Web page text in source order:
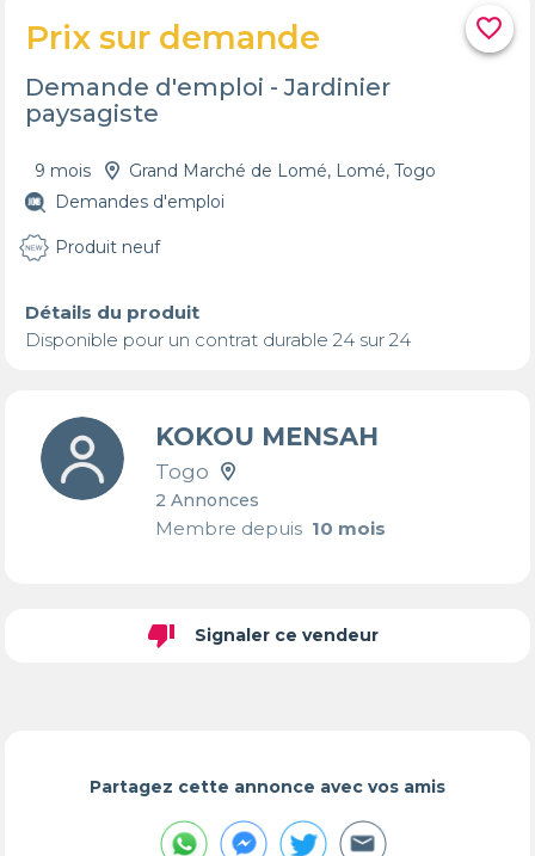
favorite_border
Prix sur demande
Demande d'emploi - Jardinier
paysagiste
9 mois
Grand Marché de Lomé, Lomé, Togo
Demandes d'emploi
Produit neuf
Détails du produit
Disponible pour un contrat durable 24 sur 24
KOKOU MENSAH
Togo
2 Annonces
Membre depuis10 mois
thumb_down Signaler ce vendeur
Partagez cette annonce avec vos amis